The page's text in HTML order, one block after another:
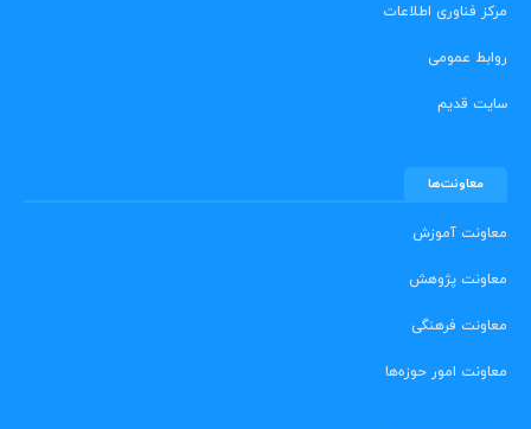
مرکز فناوری اطلاعات
روابط عمومی
سایت قدیم
معاونت‌ها
معاونت آموزش
معاونت پژوهش
معاونت فرهنگی
معاونت امور حوزه‌ها